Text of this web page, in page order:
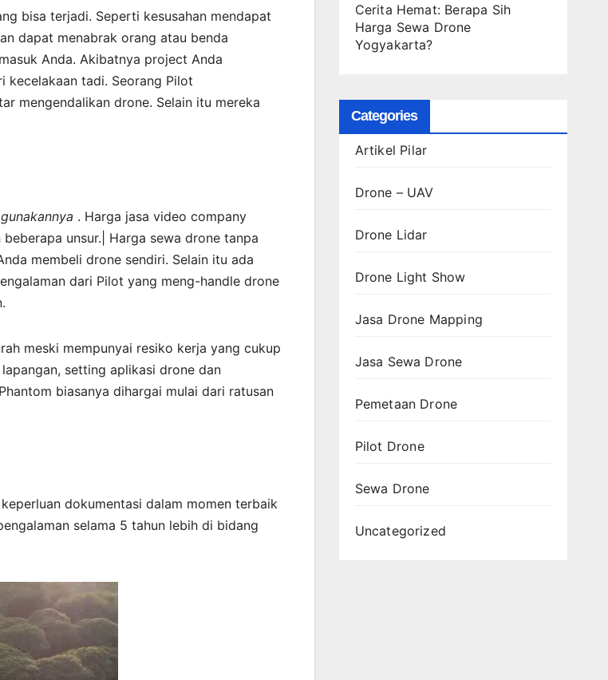
bisa terjadi. Seperti kesusahan mendapat
dapat menabrak orang atau benda
Anda. Akibatnya project Anda
kecelakaan tadi. Seorang Pilot
mengendalikan drone. Selain itu mereka
. Harga jasa video company
unsur.| Harga sewa drone tanpa
membeli drone sendiri. Selain itu ada
dari Pilot yang meng-handle drone
meski mempunyai resiko kerja yang cukup
setting aplikasi drone dan
biasanya dihargai mulai dari ratusan
dokumentasi dalam momen terbaik
selama 5 tahun lebih di bidang
Cerita Hemat: Berapa Sih
Harga Sewa Drone
Yogyakarta?
Categories
Artikel Pilar
Drone – UAV
Drone Lidar
Drone Light Show
Jasa Drone Mapping
Jasa Sewa Drone
Pemetaan Drone
Pilot Drone
Sewa Drone
Uncategorized